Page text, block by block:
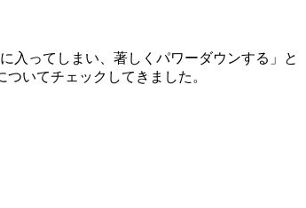
入ってしまい、著しくパワーダウンする」と
いてチェックしてきました。